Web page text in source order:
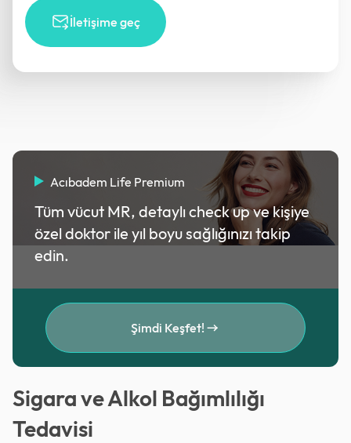
İletişime geç
Acıbadem Life Premium
Tüm vücut MR, detaylı check up ve kişiye
özel doktor ile yıl boyu sağlığınızı takip
edin.
Şimdi Keşfet!
Sigara ve Alkol Bağımlılığı
Tedavisi